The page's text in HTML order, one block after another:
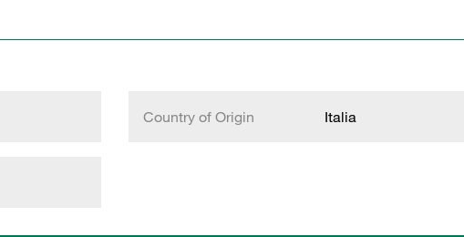
Country of Origin Italia